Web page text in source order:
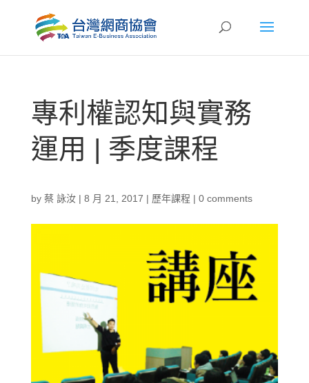
專利權認知與實務
運用 | 季度課程
by 蔡 詠汝| 8 月 21, 2017 | 歷年課程 | 0 comments